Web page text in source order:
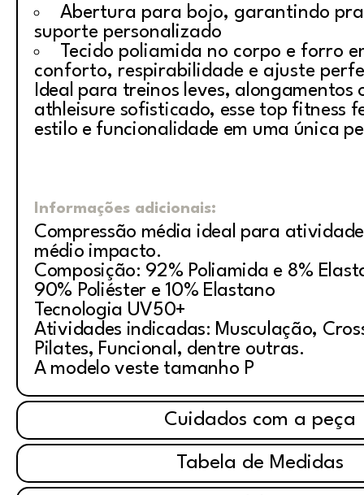
Abertura para bojo, garantindo
suporte personalizado
Tecido poliamida no corpo e forro
conforto, respirabilidade e ajuste
Ideal para treinos leves, alongamentos
athleisure sofisticado, esse top fitness
estilo e funcionalidade em uma única
Informações adicionais:
Compressão média ideal para
médio impacto.
Composição: 92% Poliamida e 8%
90% Poliéster e 10% Elastano
Tecnologia UV50+
Atividades indicadas: Musculação,
Pilates, Funcional, dentre outras.
A modelo veste tamanho P
Cuidados com a peça
Tabela de Medidas